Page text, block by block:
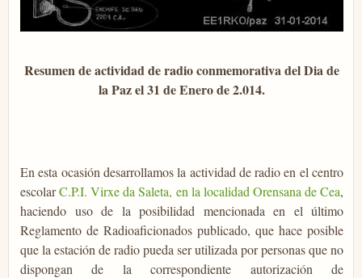
Resumen de actividad de radio conmemorativa del Dia de
la Paz el 31 de Enero de 2.014.
En esta ocasión desarrollamos la actividad de radio en el centro
escolarC.P.I. Virxe da Saleta, en la localidad Orensana de Cea,
haciendo uso de la posibilidad mencionada en el último
Reglamento de Radioaficionados publicado, que hace posible
que la estación de radio pueda ser utilizada por personas que no
dispongan de la correspondiente autorización de